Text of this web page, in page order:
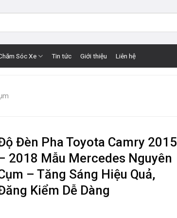
Sóc Xe Tin tức Giới thiệu Liên hệ
Đèn Pha Toyota Camry 2015
2018 Mẫu Mercedes Nguyên
– Tăng Sáng Hiệu Quả,
Kiểm Dễ Dàng